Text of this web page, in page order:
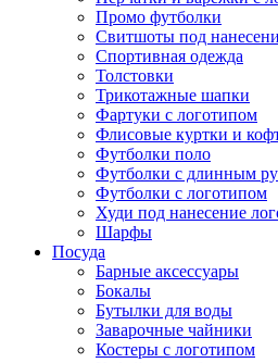
Промо футболки
Свитшоты под
Спортивная одежда
Толстовки
Трикотажные шапки
Фартуки с логотипом
Флисовые куртки и
Футболки поло
Футболки с длинным
Футболки с логотипом
Худи под нанесение
Шарфы
Посуда
Барные аксессуары
Бокалы
Бутылки для воды
Заварочные чайники
Костеры с логотипом